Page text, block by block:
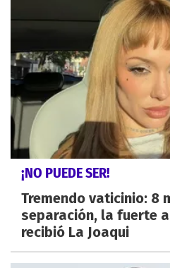
¡NO PUEDE SER!
Tremendo vaticinio: 8
separación, la fuerte
recibió La Joaqui